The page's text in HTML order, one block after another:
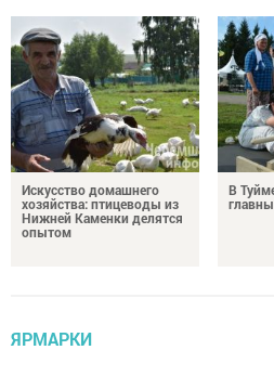
Искусство домашнего
хозяйства: птицеводы из
Нижней Каменки делятся
опытом
В
ЯРМАРКИ